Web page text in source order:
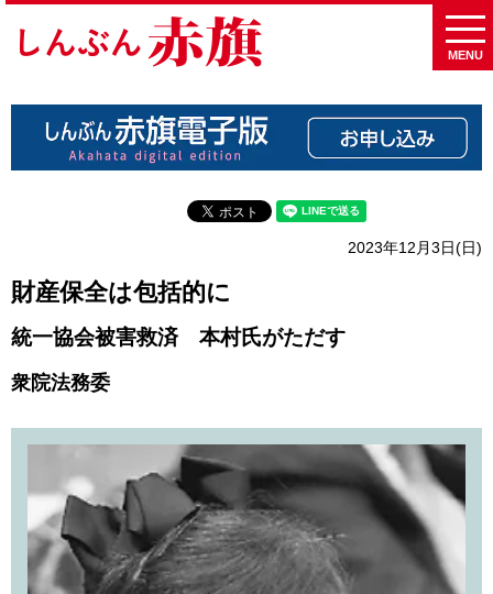
MENU
2023年12月3日(日)
財産保全は包括的に
統一協会被害救済 本村氏がただす
衆院法務委